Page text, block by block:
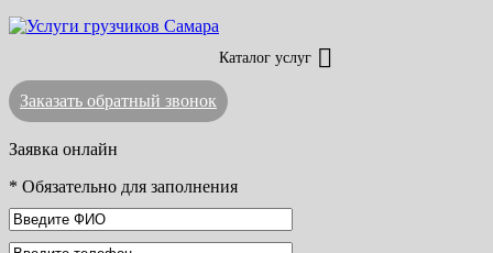
Каталог услуг
Заказать обратный звонок
Заявка онлайн
* Обязательно для заполнения